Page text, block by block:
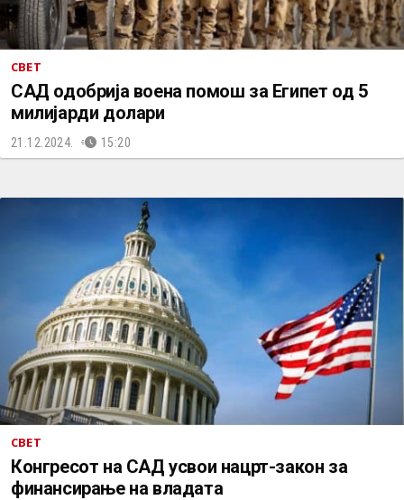
СВЕТ
САД одобрија воена помош за Египет од 5
милијарди долари
21.12.2024. 15:20
СВЕТ
Конгресот на САД усвои нацрт-закон за
финансирање на владата